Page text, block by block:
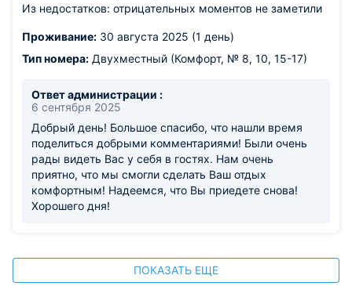
Из недостатков: отрицательных моментов не заметили
Проживание: 30 августа 2025 (1 день)
Тип номера: Двухместный (Комфорт, № 8, 10, 15-17)
Ответ администрации :
6 сентября 2025
Добрый день! Большое спасибо, что нашли время
поделиться добрыми комментариями! Были очень
рады видеть Вас у себя в гостях. Нам очень
приятно, что мы смогли сделать Ваш отдых
комфортным! Надеемся, что Вы приедете снова!
Хорошего дня!
ПОКАЗАТЬ ЕЩЕ